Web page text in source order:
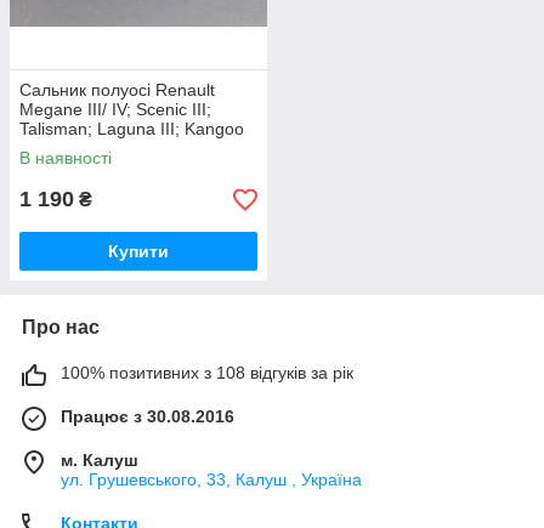
Cальник полуосі Renault
Megane III/ IV; Scenic III;
Talisman; Laguna III; Kangoo
II (оригінал)
В наявності
1 190 ₴
Купити
Про нас
100% позитивних з 108 відгуків за рік
Працює з 30.08.2016
м. Калуш
ул. Грушевського, 33, Калуш , Україна
Контакти